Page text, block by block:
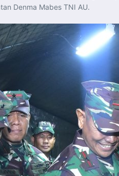
Denma Mabes TNI AU.